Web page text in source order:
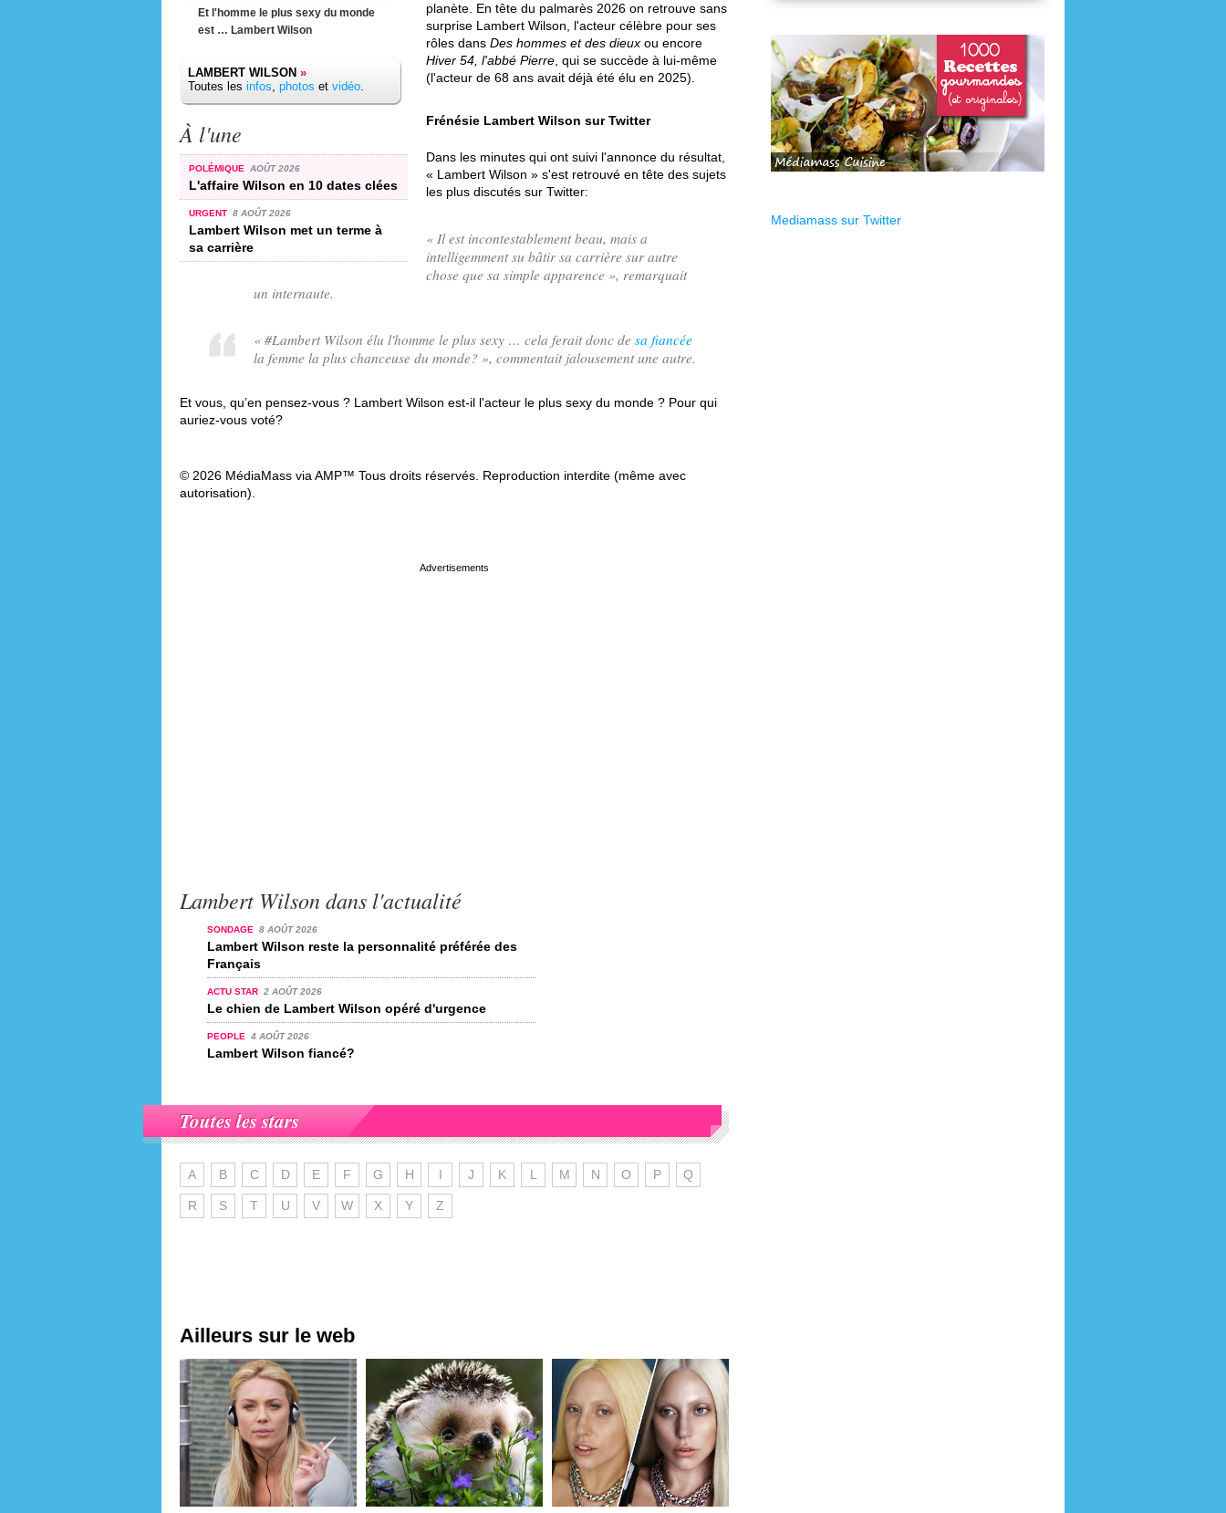
Et l'homme le plus sexy du monde
est … Lambert Wilson
LAMBERT WILSON »
Toutes les infos, photos et vidéo.
À l'une
POLÉMIQUE AOÛT 2026
L'affaire Wilson en 10 dates clées
URGENT 8 AOÛT 2026
Lambert Wilson met un terme à
sa carrière
planète. En tête du palmarès 2026 on retrouve sans
surprise Lambert Wilson, l'acteur célèbre pour ses
rôles dans Des hommes et des dieux ou encore
Hiver 54, l'abbé Pierre , qui se succède à lui-même
(l'acteur de 68 ans avait déjà été élu en 2025).
Frénésie Lambert Wilson sur Twitter
Dans les minutes qui ont suivi l'annonce du résultat,
« Lambert Wilson » s'est retrouvé en tête des sujets
les plus discutés sur Twitter:
« Il est incontestablement beau, mais a
intelligemment su bâtir sa carrière sur autre
chose que sa simple apparence », remarquait
un internaute.
« #Lambert Wilson élu l'homme le plus sexy … cela ferait donc de sa fiancée
la femme la plus chanceuse du monde? », commentait jalousement une autre.
Et vous, qu’en pensez-vous ? Lambert Wilson est-il l'acteur le plus sexy du monde ? Pour qui
auriez-vous voté?
© 2026 MédiaMass via AMP™ Tous droits réservés. Reproduction interdite (même avec
autorisation).
Lambert Wilson dans l'actualité
SONDAGE 8 AOÛT 2026
Lambert Wilson reste la personnalité préférée des
Français
ACTU STAR 2 AOÛT 2026
Le chien de Lambert Wilson opéré d'urgence
PEOPLE 4 AOÛT 2026
Lambert Wilson fiancé?
Toutes les stars
A B C D E F G H I J K L M N O P Q
R S T U V W X Y Z
Ailleurs sur le web
Mediamass sur Twitter